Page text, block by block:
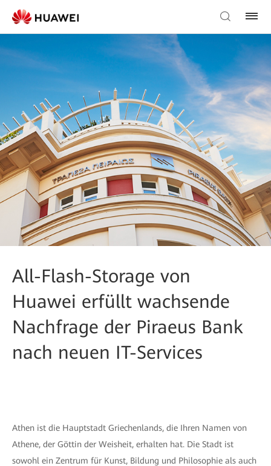
All-Flash-Storage von
Huawei erfüllt wachsende
Nachfrage der Piraeus Bank
nach neuen IT-Services
Athen ist die Hauptstadt Griechenlands, die Ihren Namen von
Athene, der Göttin der Weisheit, erhalten hat. Die Stadt ist
sowohl ein Zentrum für Kunst, Bildung und Philosophie als auch